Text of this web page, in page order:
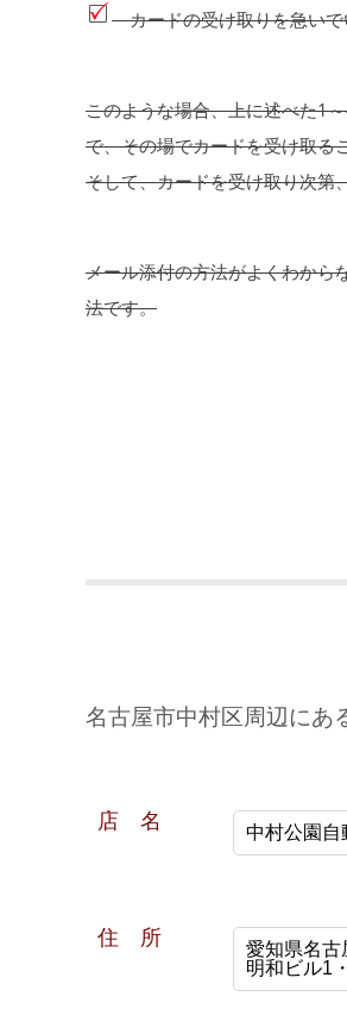
カードの受け取りを急いで
このような場合、上に述べた1
で、その場でカードを受け取る
そして、カードを受け取り次第
メール添付の方法がよくわから
法です。
名古屋市中村区周辺にあ
店 名 中村公園自
住 所
愛知県名古
明和ビル1